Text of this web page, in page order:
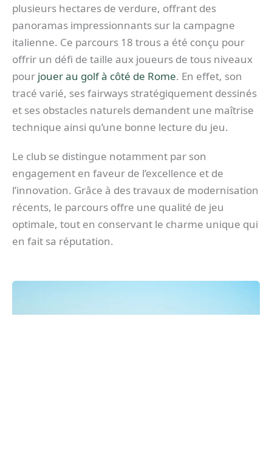
plusieurs hectares de verdure, offrant des
panoramas impressionnants sur la campagne
italienne. Ce parcours 18 trous a été conçu pour
offrir un défi de taille aux joueurs de tous niveaux
pour jouer au golf à côté de Rome. En effet, son
tracé varié, ses fairways stratégiquement dessinés
et ses obstacles naturels demandent une maîtrise
technique ainsi qu’une bonne lecture du jeu.
Le club se distingue notamment par son
engagement en faveur de l’excellence et de
l’innovation. Grâce à des travaux de modernisation
récents, le parcours offre une qualité de jeu
optimale, tout en conservant le charme unique qui
en fait sa réputation.